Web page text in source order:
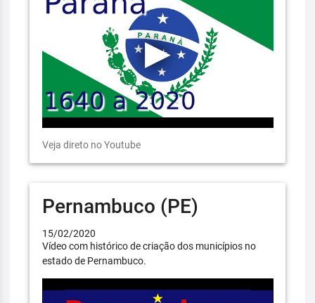
Veja direto no Youtube
Pernambuco (PE)
15/02/2020
Vídeo com histórico de criação dos municípios no
estado de Pernambuco.